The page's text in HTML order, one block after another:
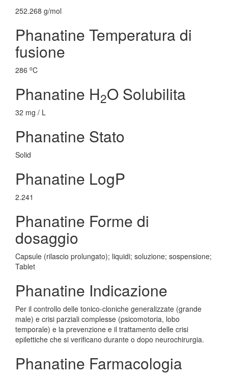
252.268 g/mol
Phanatine Temperatura di
fusione
286 oC
Phanatine H2O Solubilita
32 mg / L
Phanatine Stato
Solid
Phanatine LogP
2.241
Phanatine Forme di
dosaggio
Capsule (rilascio prolungato); liquidi; soluzione; sospensione;
Tablet
Phanatine Indicazione
Per il controllo delle tonico-cloniche generalizzate (grande
male) e crisi parziali complesse (psicomotoria, lobo
temporale) e la prevenzione e il trattamento delle crisi
epilettiche che si verificano durante o dopo neurochirurgia.
Phanatine Farmacologia